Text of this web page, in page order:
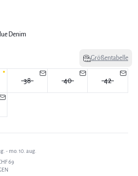
Denim
Größentabelle
38 40 42
- mo. 10. aug.
69